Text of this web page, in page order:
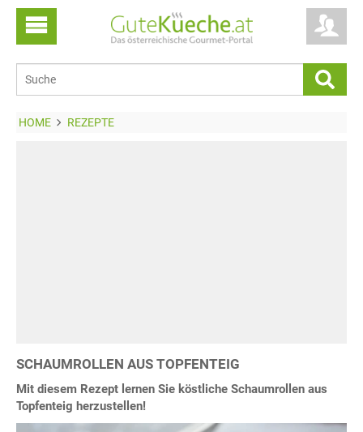
HOME REZEPTE
SCHAUMROLLEN AUS TOPFENTEIG
Mit diesem Rezept lernen Sie köstliche Schaumrollen aus
Topfenteig herzustellen!